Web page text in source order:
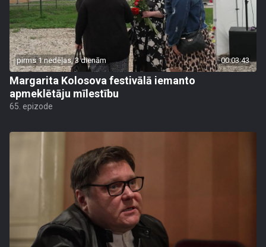
pirms 1 nedēļas, 3 dienām 00:03:43
Margarita Kolosova festivālā iemanto
apmeklētāju mīlestību
65. epizode